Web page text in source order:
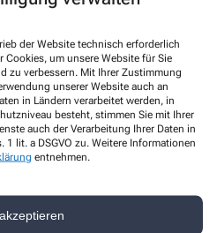
der Website technisch erforderlich
um unsere Website für Sie
zu verbessern. Mit Ihrer Zustimmung
unserer Website auch an
in Ländern verarbeitet werden, in
besteht, stimmen Sie mit Ihrer
auch der Verarbeitung Ihrer Daten in
lit. a DSGVO zu. Weitere Informationen
entnehmen.